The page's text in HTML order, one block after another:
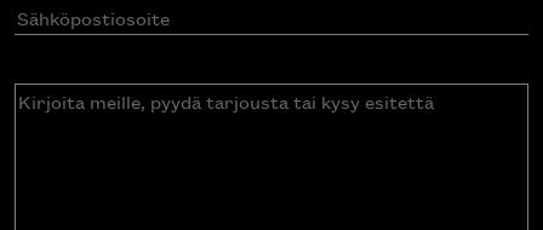
Sähköpostiosoite(Pakollinen)
Kirjoita